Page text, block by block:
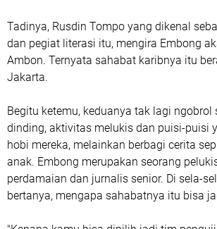
Tadinya, Rusdin Tompo yang dikenal
dan pegiat literasi itu, mengira Embong
Ambon. Ternyata sahabat karibnya itu
Jakarta.
Begitu ketemu, keduanya tak lagi ngobrol
dinding, aktivitas melukis dan puisi-puisi
hobi mereka, melainkan berbagi cerita
anak. Embong merupakan seorang
perdamaian dan jurnalis senior. Di sela-
bertanya, mengapa sahabatnya itu bisa